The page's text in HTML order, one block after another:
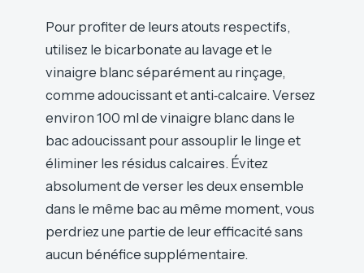
Pour profiter de leurs atouts respectifs,
utilisez le bicarbonate au lavage et le
vinaigre blanc séparément au rinçage,
comme adoucissant et anti‑calcaire. Versez
environ 100 ml de vinaigre blanc dans le
bac adoucissant pour assouplir le linge et
éliminer les résidus calcaires. Évitez
absolument de verser les deux ensemble
dans le même bac au même moment, vous
perdriez une partie de leur efficacité sans
aucun bénéfice supplémentaire.